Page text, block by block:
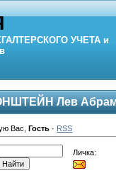
УЧЕТА и
Лев
Вас ,Гость · RSS
Личка: